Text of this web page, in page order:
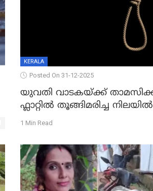
KERALA
Posted On 31-12-2025
യുവതി വാടകയ്ക്ക്
ഫ്ലാറ്റില്‍ തൂങ്ങിമരിച്ച
കൈതപ്പൊയിലില്‍
1 Min Read